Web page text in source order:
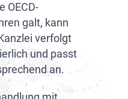
OECD-
galt, kann
verfolgt
und passt
an.